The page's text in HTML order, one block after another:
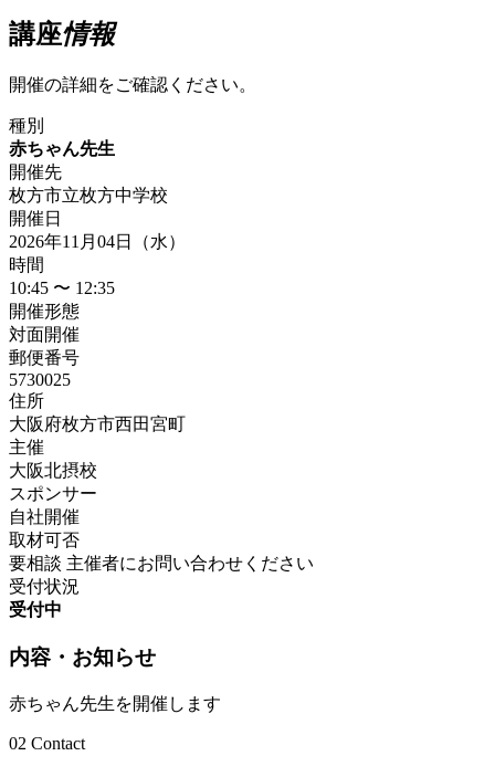
講座情報
開催の詳細をご確認ください。
種別
赤ちゃん先生
開催先
枚方市立枚方中学校
開催日
2026年11月04日（水）
時間
10:45 〜 12:35
開催形態
対面開催
郵便番号
5730025
住所
大阪府枚方市西田宮町
主催
大阪北摂校
スポンサー
自社開催
取材可否
要相談 主催者にお問い合わせください
受付状況
受付中
内容・お知らせ
赤ちゃん先生を開催します
02 Contact